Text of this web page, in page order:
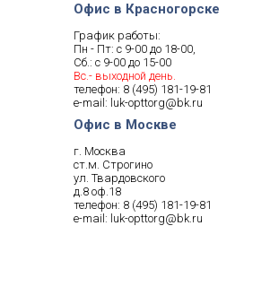
Офис в Красногорске
График работы:
Пн - Пт: с 9-00 до 18-00,
Сб.: с 9-00 до 15-00
Вс.- выходной день.
телефон: 8 (495) 181-19-81
e-mail: luk-opttorg@bk.ru
Офис в Москве
г. Москва
ст.м. Строгино
ул. Твардовского
д.8 оф.18
телефон: 8 (495) 181-19-81
e-mail: luk-opttorg@bk.ru